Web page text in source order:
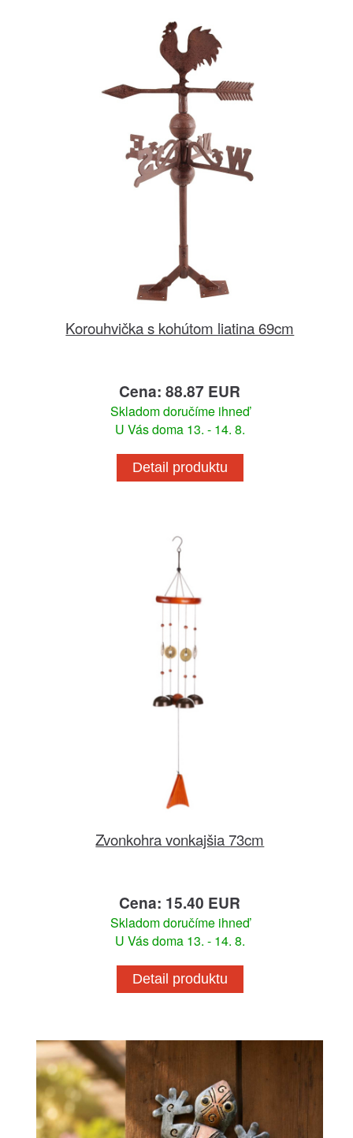
Korouhvička s kohútom liatina 69cm
Cena: 88.87 EUR
Skladom doručíme ihneď
U Vás doma 13. - 14. 8.
Detail produktu
Zvonkohra vonkajšia 73cm
Cena: 15.40 EUR
Skladom doručíme ihneď
U Vás doma 13. - 14. 8.
Detail produktu